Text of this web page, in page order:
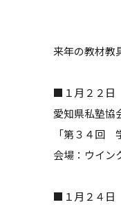
来年の教材教
■１月２２日
愛知県私塾
「第３４回
会場：ウイン
■１月２４日